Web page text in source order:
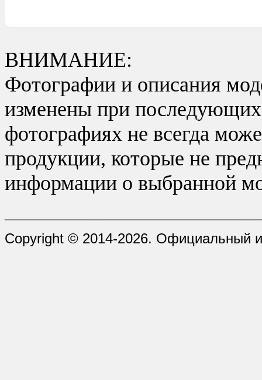
ВНИМАНИЕ:
Фотографии и описания
изменены при последующих
фотографиях не всегда
продукции, которые не
информации о выбранной
Copyright © 2014-2026. Официальный